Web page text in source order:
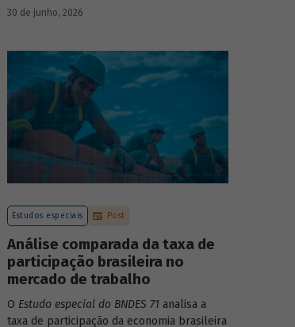
edição da Escola de Governo e
30 de junho, 2026
Estudos especiais Post
Análise comparada da taxa de
participação brasileira no
mercado de trabalho
O Estudo especial do BNDES 71 analisa a
taxa de participação da economia brasileira